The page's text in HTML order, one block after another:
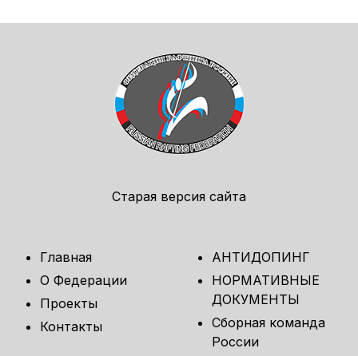
Старая версия сайта
Главная
О Федерации
Проекты
Контакты
АНТИДОПИНГ
НОРМАТИВНЫЕ
ДОКУМЕНТЫ
Сборная команда
России